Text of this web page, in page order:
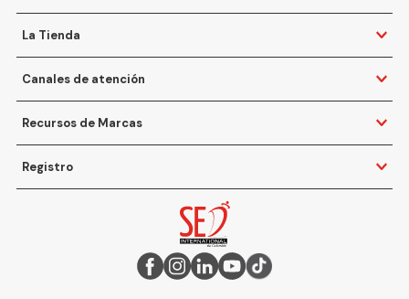
La Tienda
Canales de atención
Recursos de Marcas
Registro